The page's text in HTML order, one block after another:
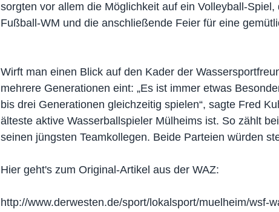
sorgten vor allem die Möglichkeit auf ein Volleyball-
Fußball-WM und die anschließende Feier für eine
Wirft man einen Blick auf den Kader der
mehrere Generationen eint: „Es ist immer etwas
bis drei Generationen gleichzeitig spielen“, sagte Fred
älteste aktive Wasserballspieler Mülheims ist. So zählt
seinen jüngsten Teamkollegen. Beide Parteien würden
Hier geht's zum Original-Artikel aus der WAZ:
http://www.derwesten.de/sport/lokalsport/muelheim/wsf-